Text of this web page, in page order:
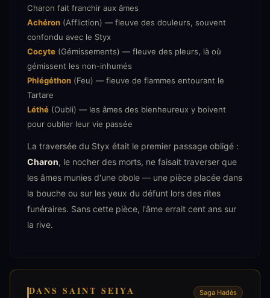
Charon fait franchir aux âmes
Achéron (Affliction) — fleuve des douleurs, souvent
confondu avec le Styx
Cocyte (Gémissements) — fleuve des pleurs, là où
gémissent les non-inhumés
Phlégéthon (Feu) — fleuve de flammes entourant le
Tartare
Léthé (Oubli) — les âmes des bienheureux y boivent
pour oublier leur vie passée
La traversée du Styx était le premier passage obligé :
Charon, le nocher des morts, ne faisait traverser que
les âmes munies d'une obole — une pièce placée dans
la bouche ou sur les yeux du défunt lors des rites
funéraires. Sans cette pièce, l'âme errait cent ans sur
la rive.
DANS SAINT SEIYA Saga Hadès